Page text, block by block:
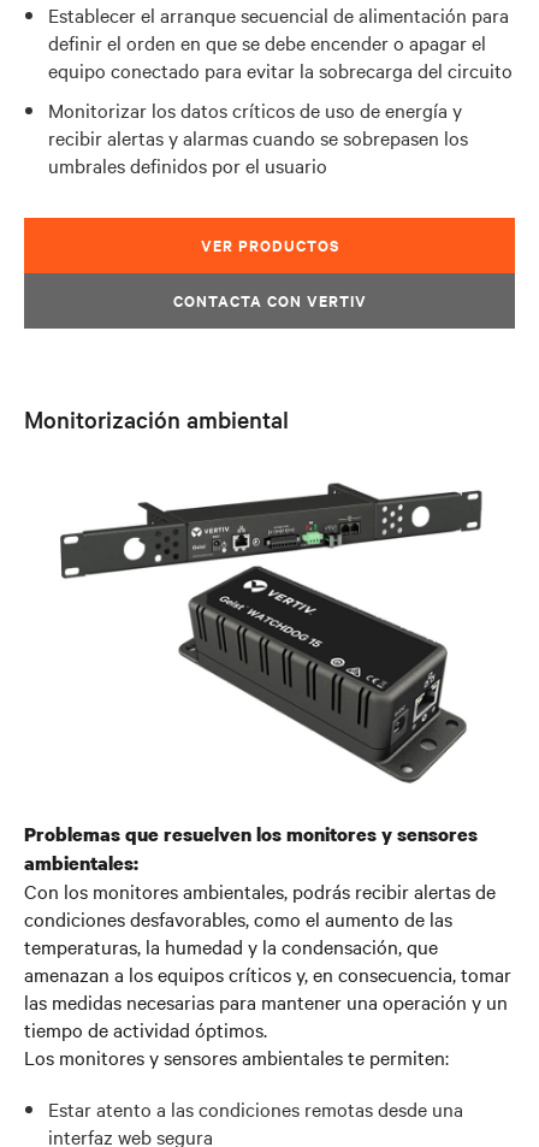
Establecer el arranque secuencial de alimentación para
definir el orden en que se debe encender o apagar el
equipo conectado para evitar la sobrecarga del circuito
Monitorizar los datos críticos de uso de energía y
recibir alertas y alarmas cuando se sobrepasen los
umbrales definidos por el usuario
VER PRODUCTOS
CONTACTA CON VERTIV
Monitorización ambiental
Problemas que resuelven los monitores y sensores
ambientales:
Con los monitores ambientales, podrás recibir alertas de
condiciones desfavorables, como el aumento de las
temperaturas, la humedad y la condensación, que
amenazan a los equipos críticos y, en consecuencia, tomar
las medidas necesarias para mantener una operación y un
tiempo de actividad óptimos.
Los monitores y sensores ambientales te permiten:
Estar atento a las condiciones remotas desde una
interfaz web segura